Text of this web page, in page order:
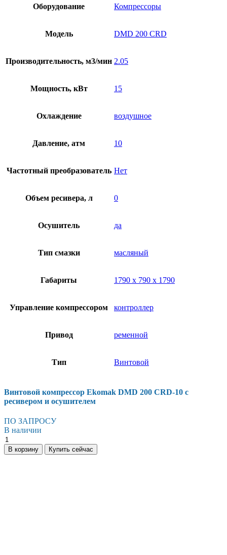
Оборудование Компрессоры
Модель DMD 200 CRD
Производительность, м3/мин 2.05
Мощность, кВт 15
Охлаждение воздушное
Давление, атм 10
Частотный преобразователь Нет
Объем ресивера, л 0
Осушитель да
Тип смазки масляный
Габариты 1790 х 790 х 1790
Управление компрессором контроллер
Привод ременной
Тип Винтовой
Винтовой компрессор Ekomak DMD 200 CRD-10 с
ресивером и осушителем
ПО ЗАПРОСУ
В наличии
Винтовой
компрессор
Ekomak
В корзину Купить сейчас